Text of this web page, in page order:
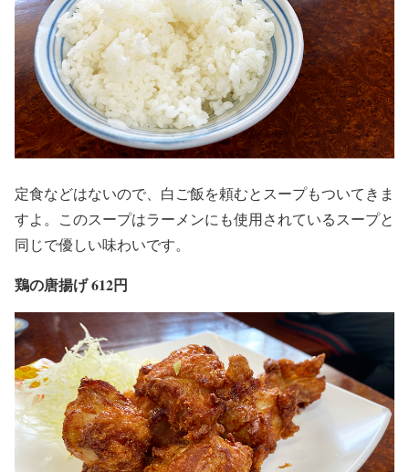
定食などはないので、白ご飯を頼むとスープもついてきま
すよ。このスープはラーメンにも使用されているスープと
同じで優しい味わいです。
鶏の唐揚げ 612円